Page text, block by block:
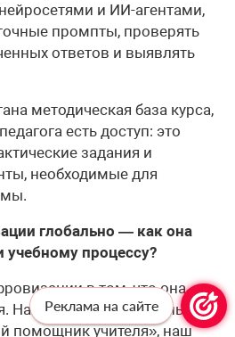
и ИИ-агентами,
промпты, проверять
ответов и выявлять
методическая база курса,
есть доступ: это
задания и
необходимые для
глобально — как она
учебному процессу?
в том, что она
Наиболее показательный
помощник учителя», наш
Реклама на сайте